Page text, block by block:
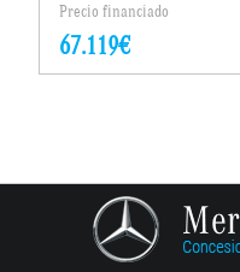
Precio financiado
67.119€